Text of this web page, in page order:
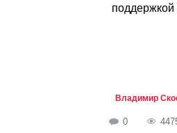
поддержкой
Владимир
0